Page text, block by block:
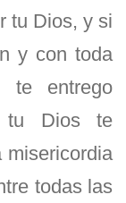
tu Dios, y si
y con toda
te entrego
tu Dios te
misericordia
todas las